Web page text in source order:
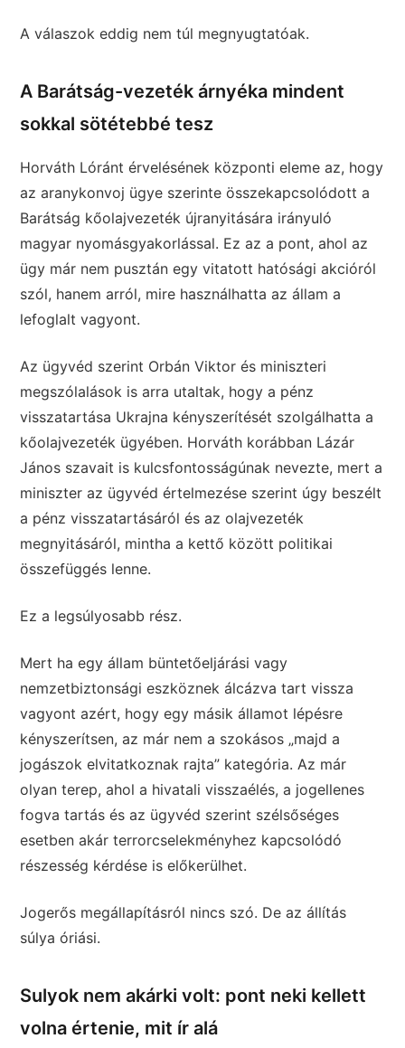
A válaszok eddig nem túl megnyugtatóak.
A Barátság-vezeték árnyéka mindent
sokkal sötétebbé tesz
Horváth Lóránt érvelésének központi eleme az, hogy
az aranykonvoj ügye szerinte összekapcsolódott a
Barátság kőolajvezeték újranyitására irányuló
magyar nyomásgyakorlással. Ez az a pont, ahol az
ügy már nem pusztán egy vitatott hatósági akcióról
szól, hanem arról, mire használhatta az állam a
lefoglalt vagyont.
Az ügyvéd szerint Orbán Viktor és miniszteri
megszólalások is arra utaltak, hogy a pénz
visszatartása Ukrajna kényszerítését szolgálhatta a
kőolajvezeték ügyében. Horváth korábban Lázár
János szavait is kulcsfontosságúnak nevezte, mert a
miniszter az ügyvéd értelmezése szerint úgy beszélt
a pénz visszatartásáról és az olajvezeték
megnyitásáról, mintha a kettő között politikai
összefüggés lenne.
Ez a legsúlyosabb rész.
Mert ha egy állam büntetőeljárási vagy
nemzetbiztonsági eszköznek álcázva tart vissza
vagyont azért, hogy egy másik államot lépésre
kényszerítsen, az már nem a szokásos „majd a
jogászok elvitatkoznak rajta” kategória. Az már
olyan terep, ahol a hivatali visszaélés, a jogellenes
fogva tartás és az ügyvéd szerint szélsőséges
esetben akár terrorcselekményhez kapcsolódó
részesség kérdése is előkerülhet.
Jogerős megállapításról nincs szó. De az állítás
súlya óriási.
Sulyok nem akárki volt: pont neki kellett
volna értenie, mit ír alá